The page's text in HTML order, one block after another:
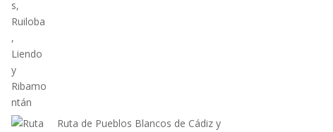
Ruta de Pueblos Blancos de Cádiz y